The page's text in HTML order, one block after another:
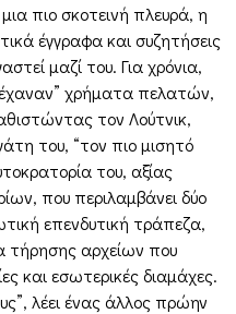
πιο σκοτεινή πλευρά, η
έγγραφα και συζητήσεις
μαζί του. Για χρόνια,
χρήματα πελατών,
τον Λούτνικ,
του, “τον πιο μισητό
του, αξίας
που περιλαμβάνει δύο
επενδυτική τράπεζα,
τήρησης αρχείων που
και εσωτερικές διαμάχες.
λέει ένας άλλος πρώην